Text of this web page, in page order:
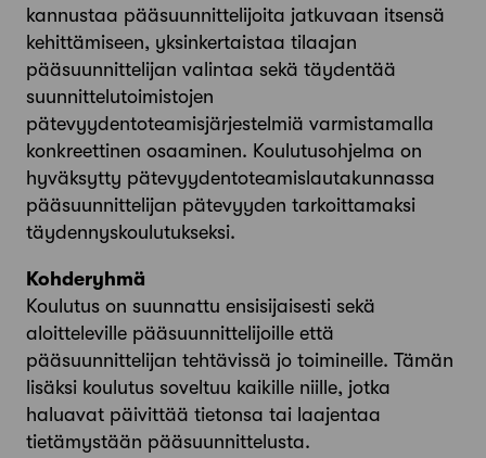
kannustaa pääsuunnittelijoita jatkuvaan itsensä
kehittämiseen, yksinkertaistaa tilaajan
pääsuunnittelijan valintaa sekä täydentää
suunnittelutoimistojen
pätevyydentoteamisjärjestelmiä varmistamalla
konkreettinen osaaminen. Koulutusohjelma on
hyväksytty pätevyydentoteamislautakunnassa
pääsuunnittelijan pätevyyden tarkoittamaksi
täydennyskoulutukseksi.
Kohderyhmä
Koulutus on suunnattu ensisijaisesti sekä
aloitteleville pääsuunnittelijoille että
pääsuunnittelijan tehtävissä jo toimineille. Tämän
lisäksi koulutus soveltuu kaikille niille, jotka
haluavat päivittää tietonsa tai laajentaa
tietämystään pääsuunnittelusta.